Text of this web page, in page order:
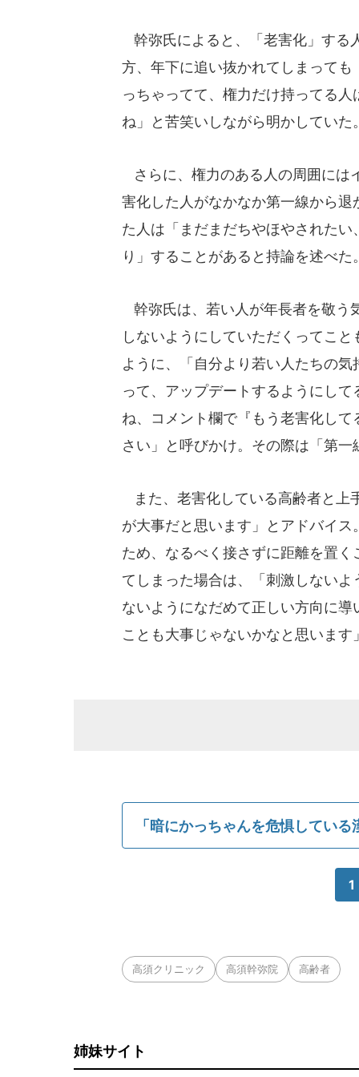
幹弥氏によると、「老害化」する
方、年下に追い抜かれてしまって
っちゃってて、権力だけ持ってる
ね」と苦笑いしながら明かしていた
さらに、権力のある人の周囲には
害化した人がなかなか第一線から
た人は「まだまだちやほやされた
り」することがあると持論を述べた
幹弥氏は、若い人が年長者を敬う
しないようにしていただくってこ
ように、「自分より若い人たちの
って、アップデートするようにし
ね、コメント欄で『もう老害化し
さい」と呼びかけ。その際は「第
また、老害化している高齢者と上
が大事だと思います」とアドバイ
ため、なるべく接さずに距離を置
てしまった場合は、「刺激しない
ないようになだめて正しい方向に
ことも大事じゃないかなと思います
「暗にかっちゃんを危惧している
1
高須クリニック 高須幹弥院 高齢者
姉妹サイト